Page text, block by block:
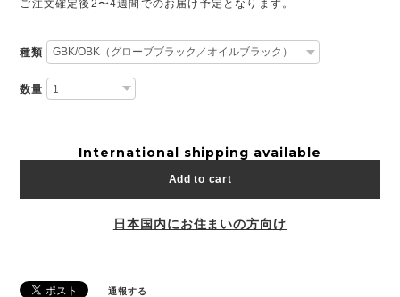
ご注文確定後2〜4週間でのお届け予定となります。
種類
数量
International shipping available
Add to cart
日本国内にお住まいの方向け
通報する